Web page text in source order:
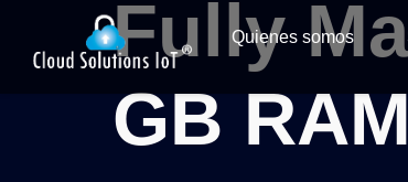
Quienes somos
Fully
GB RAM